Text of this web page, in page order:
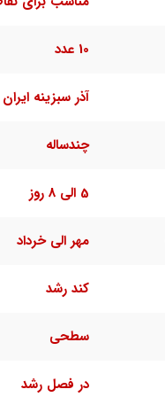
10 عدد
آذر سبزینه ایران
چندساله
5 الی 8 روز
مهر الی خرداد
کند رشد
سطحی
در فصل رشد